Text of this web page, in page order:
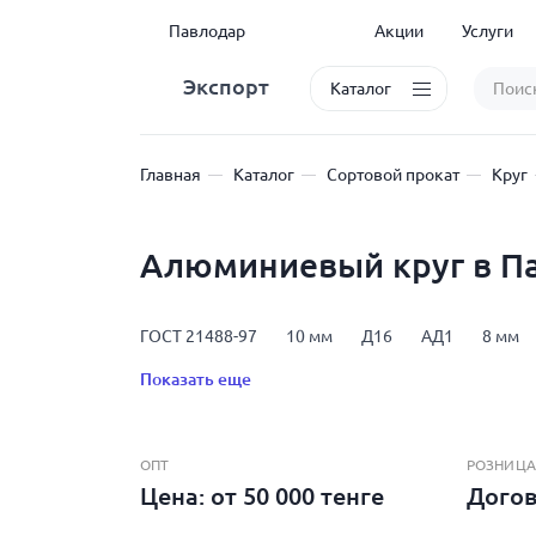
Павлодар Акции Услуги
Экспорт Каталог
Главная Каталог Сортовой прокат Круг
Алюминиевый круг в
ГОСТ 21488-97 10 мм Д16 АД1
8 мм
Показать еще
ОПТ
Цена: от 50 000 тенге
РОЗНИЦА